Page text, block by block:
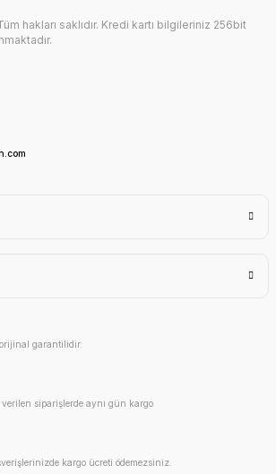
hakları saklıdır. Kredi kartı bilgileriniz 256bit
garantilidir.
siparişlerde aynı gün kargo
kargo ücreti ödemezsiniz.